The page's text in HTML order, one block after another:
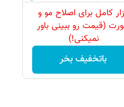
کامل برای اصلاح مو و
(قیمت رو ببینی باور
نمیکنی!)
باتخفیف بخر